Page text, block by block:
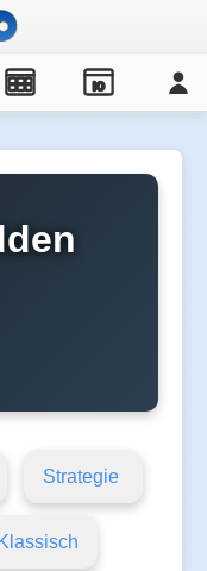
IO
Strategie
Klassisch